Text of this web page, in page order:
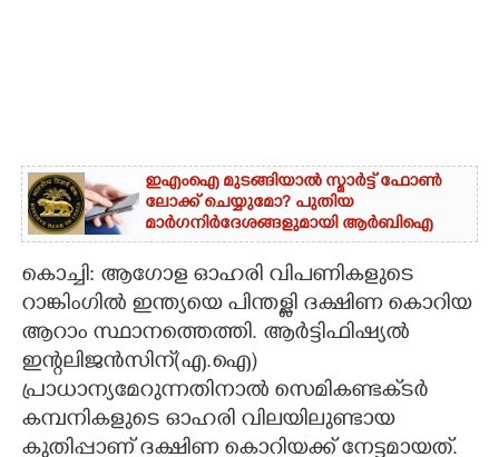
ഇഎംഐ മുടങ്ങിയാൽ സ്മാർട്ട് ഫോൺ
ലോക്ക് ചെയ്യുമോ? പുതിയ
മാർഗനിർദേശങ്ങളുമായി ആർബിഐ
കൊച്ചി: ആഗോള ഓഹരി വിപണികളുടെ
റാങ്കിംഗിൽ ഇന്ത്യയെ പിന്തള്ളി ദക്ഷിണ കൊറിയ
ആറാം സ്ഥാനത്തെത്തി. ആർട്ടിഫിഷ്യൽ
ഇന്റലിജൻസിന്(എ.ഐ)
പ്രാധാന്യമേറുന്നതിനാൽ സെമികണ്ടക്‌ടർ
കമ്പനികളുടെ ഓഹരി വിലയിലുണ്ടായ
കുതിപ്പാണ് ദക്ഷിണ കൊറിയക്ക് നേട്ടമായത്.